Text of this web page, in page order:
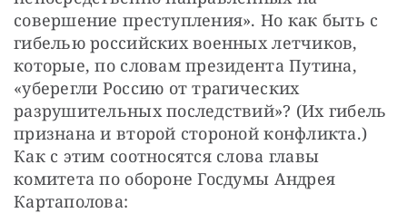
совершение преступления». Но как быть с
гибелью российских военных летчиков,
которые, по словам президента Путина,
«уберегли Россию от трагических
разрушительных последствий»? (Их гибель
признана и второй стороной конфликта.)
Как с этим соотносятся слова главы
комитета по обороне Госдумы Андрея
Картаполова: